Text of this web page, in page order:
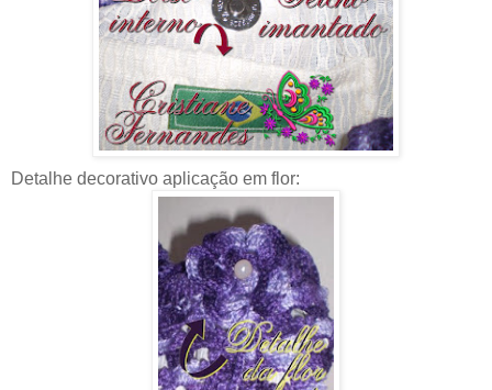
Detalhe decorativo aplicação em flor: